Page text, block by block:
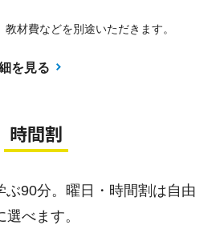
材費などを別途いただきます。
を見る
時間割
ぶ90分。曜日・時間割は自由
選べます。